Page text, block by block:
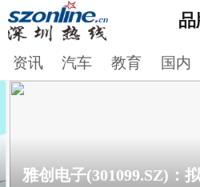
品
资讯 汽车 教育 国内
雅创电子(301099.SZ)：